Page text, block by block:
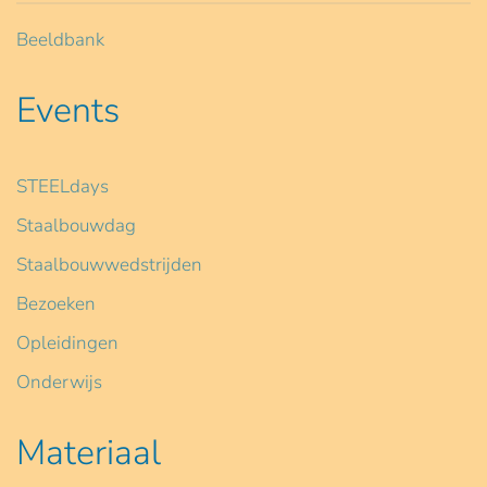
Beeldbank
Events
STEELdays
Staalbouwdag
Staalbouwwedstrijden
Bezoeken
Opleidingen
Onderwijs
Materiaal